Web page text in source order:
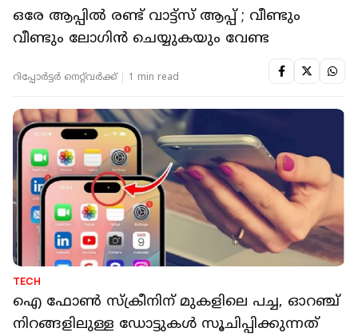
ഒരേ ആപ്പില്‍ രണ്ട് വാട്ട്‌സ് ആപ്പ് ; വീണ്ടും
വീണ്ടും ലോഗിന്‍ ചെയ്യുകയും വേണ്ട
റിപ്പോർട്ടർ നെറ്റ്‌വര്‍ക്ക്‌ 1 min read
TECH
ഐ ഫോണ്‍ സ്‌ക്രീനിന് മുകളിലെ പച്ച, ഓറഞ്ച്
നിറങ്ങളിലുള്ള ഡോട്ടുകള്‍ സൂചിപ്പിക്കുന്നത്